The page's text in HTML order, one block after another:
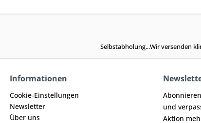
Selbstabholung...Wir versenden
Informationen
Cookie-Einstellungen
Newsletter
Über uns
und
Aktion